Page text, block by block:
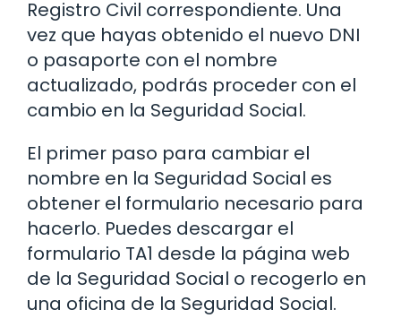
Registro Civil correspondiente. Una
vez que hayas obtenido el nuevo DNI
o pasaporte con el nombre
actualizado, podrás proceder con el
cambio en la Seguridad Social.
El primer paso para cambiar el
nombre en la Seguridad Social es
obtener el formulario necesario para
hacerlo. Puedes descargar el
formulario TA1 desde la página web
de la Seguridad Social o recogerlo en
una oficina de la Seguridad Social.